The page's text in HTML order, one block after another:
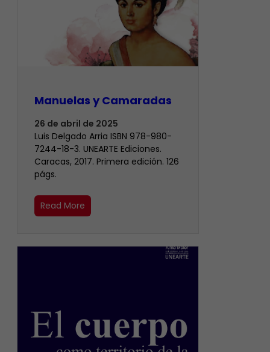
Manuelas y Camaradas
26 de abril de 2025
Luis Delgado Arria ISBN 978-980-
7244-18-3. UNEARTE Ediciones.
Caracas, 2017. Primera edición. 126
págs.
Read More